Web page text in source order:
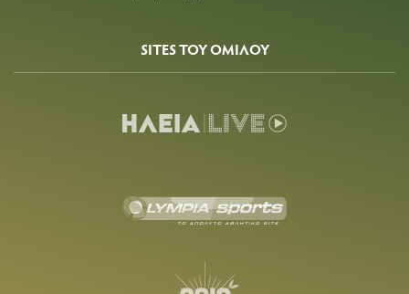
SITES ΤΟΥ ΟΜΙΛΟΥ